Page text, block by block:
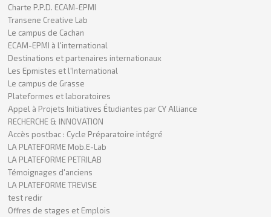
Charte P.P.D. ECAM-EPMI
Transene Creative Lab
Le campus de Cachan
ECAM-EPMI à l'international
Destinations et partenaires internationaux
Les Epmistes et l'International
Le campus de Grasse
Plateformes et laboratoires
Appel à Projets Initiatives Étudiantes par CY Alliance
RECHERCHE & INNOVATION
Accès postbac : Cycle Préparatoire intégré
LA PLATEFORME Mob.E-Lab
LA PLATEFORME PETRILAB
Témoignages d'anciens
LA PLATEFORME TREVISE
test redir
Offres de stages et Emplois